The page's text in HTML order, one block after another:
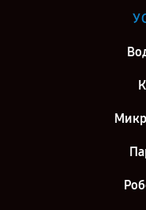
Ремонт
Ремонт